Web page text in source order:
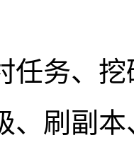
任务、
、刷副